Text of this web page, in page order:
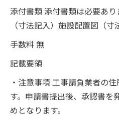
添付書類 添付書類は必要あ
（寸法記入）施設配置図（寸
手数料 無
記載要領
・注意事項 工事請負業者の
す。申請書提出後、承認書を
めとなります。